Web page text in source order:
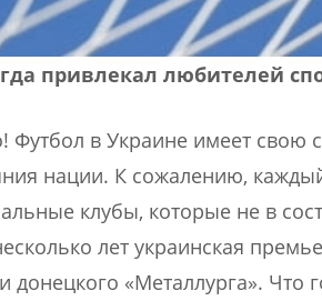
привлекал любителей
Футбол в Украине имеет свою
нации. К сожалению,
клубы, которые не в
лет украинская
донецкого «Металлурга».